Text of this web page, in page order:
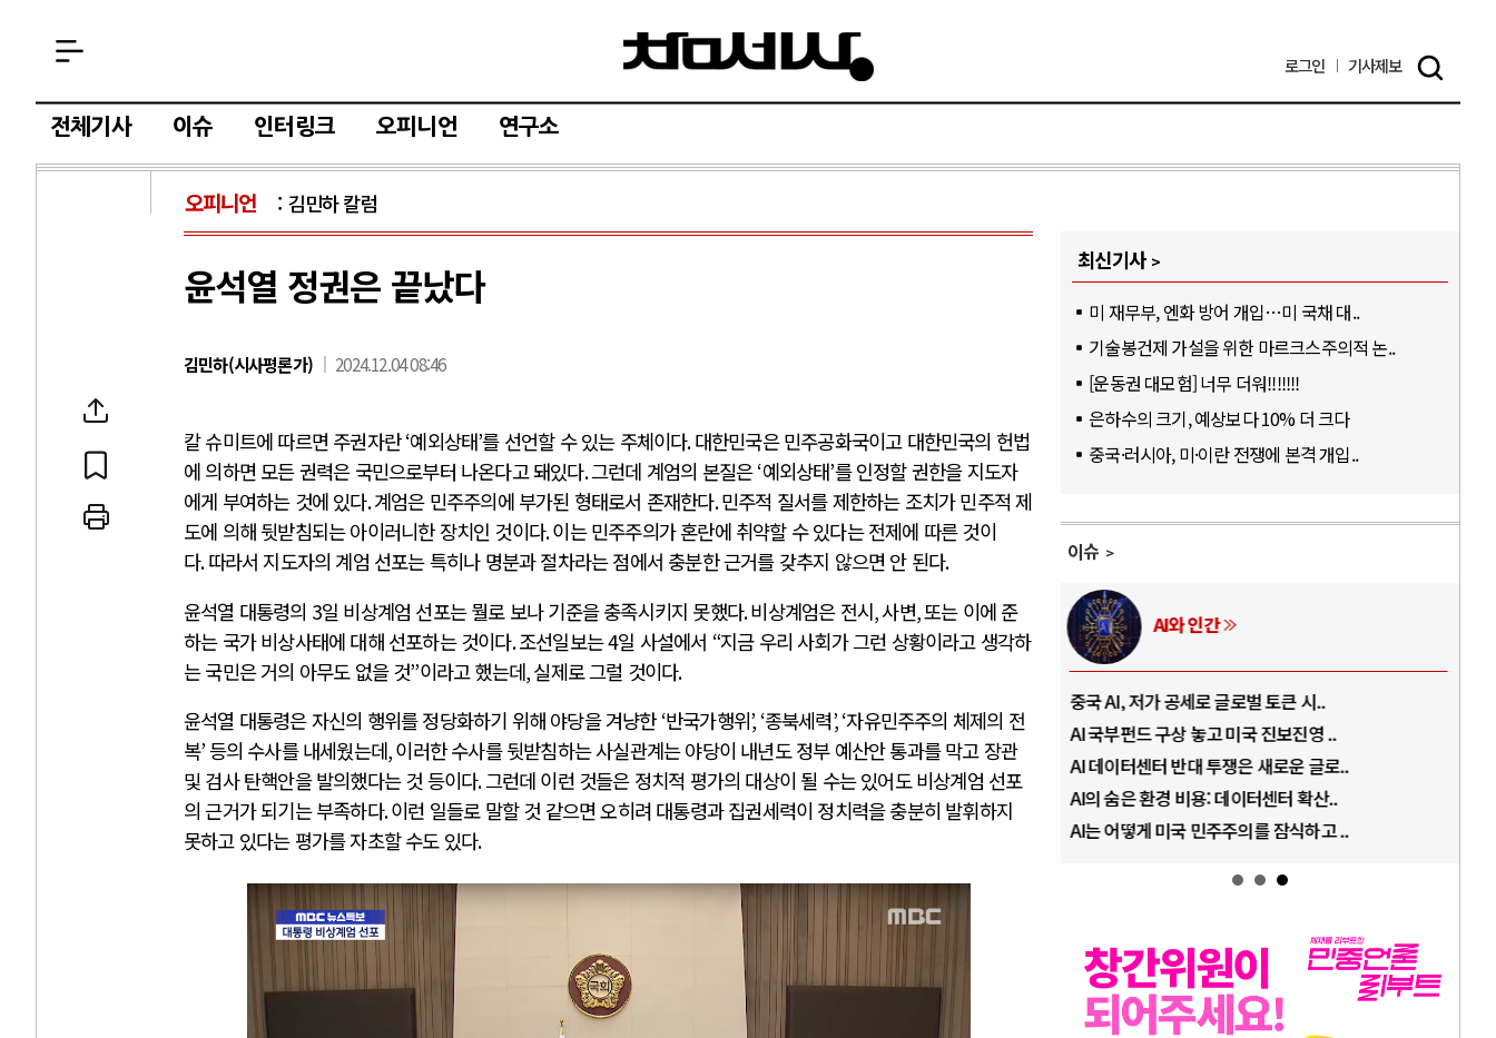
로그인 기사제보
전체기사 이슈 인터링크 오피니언 연구소
오피니언 김민하 칼럼
윤석열 정권은 끝났다
김민하(시사평론가) 2024.12.04 08:46
칼 슈미트에 따르면 주권자란‘예외상태’를 선언할 수 있는 주체이다.대한민국은 민주공화국이고 대한민국의 헌법
에 의하면 모든 권력은 국민으로부터 나온다고 돼있다.그런데 계엄의 본질은‘예외상태’를 인정할 권한을 지도자
에게 부여하는 것에 있다.계엄은 민주주의에 부가된 형태로서 존재한다.민주적 질서를 제한하는 조치가 민주적 제
도에 의해 뒷받침되는 아이러니한 장치인 것이다.이는 민주주의가 혼란에 취약할 수 있다는 전제에 따른 것이
다.따라서 지도자의 계엄 선포는 특히나 명분과 절차라는 점에서 충분한 근거를 갖추지 않으면 안 된다.
윤석열 대통령의 3일 비상계엄 선포는 뭘로 보나 기준을 충족시키지 못했다.비상계엄은 전시,사변,또는 이에 준
하는 국가 비상사태에 대해 선포하는 것이다.조선일보는4일 사설에서 “지금 우리 사회가 그런 상황이라고 생각하
는 국민은 거의 아무도 없을 것”이라고 했는데,실제로 그럴 것이다.
윤석열 대통령은 자신의 행위를 정당화하기 위해 야당을 겨냥한 ‘반국가행위’, ‘종북세력’, ‘자유민주주의 체제의 전
복’등의 수사를 내세웠는데,이러한 수사를 뒷받침하는 사실관계는 야당이 내년도 정부 예산안 통과를 막고 장관
및 검사 탄핵안을 발의했다는 것 등이다.그런데 이런 것들은 정치적 평가의 대상이 될 수는 있어도 비상계엄 선포
의 근거가 되기는 부족하다.이런 일들로 말할 것 같으면 오히려 대통령과 집권세력이 정치력을 충분히 발휘하지
못하고 있다는 평가를 자초할 수도 있다.
최신기사
미 재무부, 엔화 방어 개입…미 국채 대..
기술봉건제 가설을 위한 마르크스주의적 논..
[운동권 대모험] 너무 더워!!!!!!!
은하수의 크기, 예상보다 10% 더 크다
중국·러시아, 미·이란 전쟁에 본격 개입..
이슈
러시아-우크라이나 전쟁
EU·우크라이나 드론 협력 직후, 러시아..
나토, 우크라 군사지원 2027년까지 공..
우크라이나, 덴마크, 에스토니아, 네덜란..
러·우크라, 대규모 공습 주고받아…민간 ..
중동 위기
호르무즈 해협 통행료를 철회한 트럼프
이란, 호르무즈 해협 봉쇄 선택한 배경
트럼프, 이란 압박수단 한계 직면
하마스, 가자 통치권 이양으로 휴전 의지..
AI와 인간
중국 AI, 저가 공세로 글로벌 토큰 시..
AI 국부펀드 구상 놓고 미국 진보진영 ..
AI 데이터센터 반대 투쟁은 새로운 글로..
AI의 숨은 환경 비용: 데이터센터 확산..
AI는 어떻게 미국 민주주의를 잠식하고 ..